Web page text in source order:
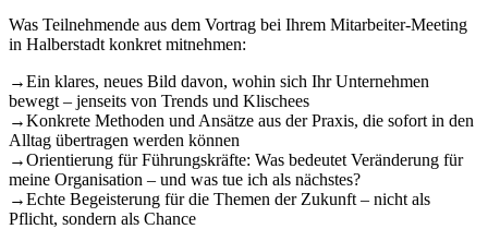
Was Teilnehmende aus dem Vortrag bei Ihrem Mitarbeiter-Meeting
in Halberstadt konkret mitnehmen:
→Ein klares, neues Bild davon, wohin sich Ihr Unternehmen
bewegt – jenseits von Trends und Klischees
→Konkrete Methoden und Ansätze aus der Praxis, die sofort in den
Alltag übertragen werden können
→Orientierung für Führungskräfte: Was bedeutet Veränderung für
meine Organisation – und was tue ich als nächstes?
→Echte Begeisterung für die Themen der Zukunft – nicht als
Pflicht, sondern als Chance